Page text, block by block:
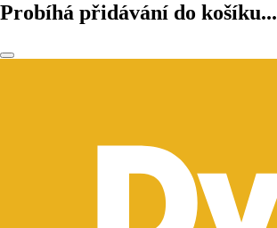
Probíhá přidávání do košíku...